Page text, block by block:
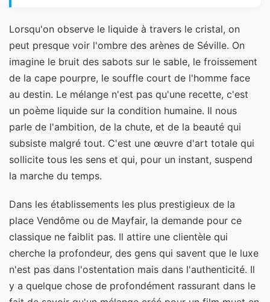
Lorsqu'on observe le liquide à travers le cristal, on
peut presque voir l'ombre des arènes de Séville. On
imagine le bruit des sabots sur le sable, le froissement
de la cape pourpre, le souffle court de l'homme face
au destin. Le mélange n'est pas qu'une recette, c'est
un poème liquide sur la condition humaine. Il nous
parle de l'ambition, de la chute, et de la beauté qui
subsiste malgré tout. C'est une œuvre d'art totale qui
sollicite tous les sens et qui, pour un instant, suspend
la marche du temps.
Dans les établissements les plus prestigieux de la
place Vendôme ou de Mayfair, la demande pour ce
classique ne faiblit pas. Il attire une clientèle qui
cherche la profondeur, des gens qui savent que le luxe
n'est pas dans l'ostentation mais dans l'authenticité. Il
y a quelque chose de profondément rassurant dans le